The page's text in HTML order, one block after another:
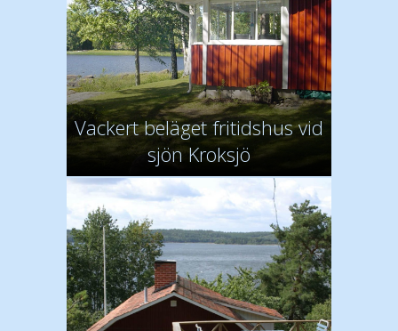
Vackert beläget fritidshus vid
sjön Kroksjö